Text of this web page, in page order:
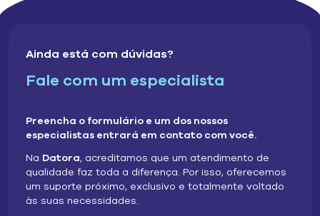
Ainda está com dúvidas?
Fale com um especialista
Preencha o formulário e um dos nossos
especialistas entrará em contato com você.
Na Datora, acreditamos que um atendimento de
qualidade faz toda a diferença. Por isso, oferecemos
um suporte próximo, exclusivo e totalmente voltado
às suas necessidades.​